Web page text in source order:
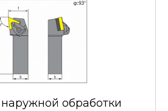
обработки